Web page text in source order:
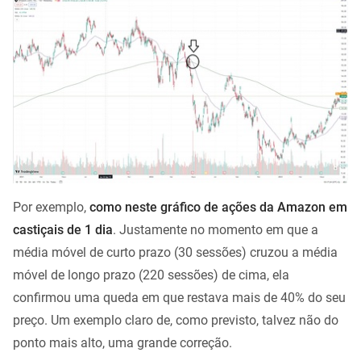
Por exemplo, como neste gráfico de ações da Amazon em
castiçais de 1 dia. Justamente no momento em que a
média móvel de curto prazo (30 sessões) cruzou a média
móvel de longo prazo (220 sessões) de cima, ela
confirmou uma queda em que restava mais de 40% do seu
preço. Um exemplo claro de, como previsto, talvez não do
ponto mais alto, uma grande correção.